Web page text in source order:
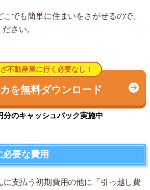
でも簡単に住まいをさがせるので、
さい。
不動産屋に行く必要なし！
を無料ダウンロード
分のキャッシュバック実施中
要な費用
に支払う初期費用の他に「引っ越し費